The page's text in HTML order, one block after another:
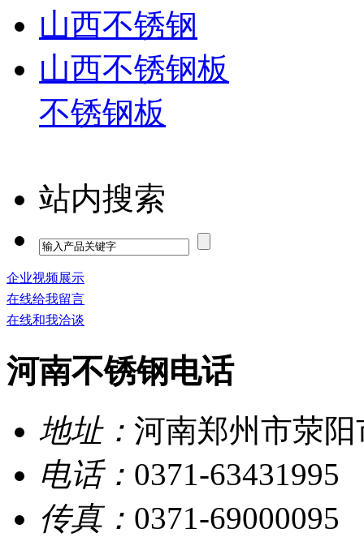
山西不锈钢
山西不锈钢板
不锈钢板
站内搜索
企业视频展示
在线给我留言
在线和我洽谈
河南不锈钢电话
地址： 河南郑州市荥
电话： 0371-63431995
传真： 0371-69000095